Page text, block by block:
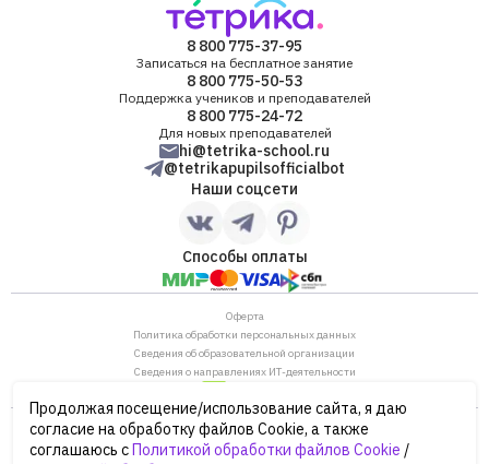
8 800 775-37-95
Записаться на бесплатное занятие
8 800 775-50-53
Поддержка учеников и преподавателей
8 800 775-24-72
Для новых преподавателей
hi@tetrika-school.ru
@tetrikapupilsofficialbot
Наши соцсети
Способы оплаты
Оферта
Политика обработки персональных данных
Сведения об образовательной организации
Сведения о направлениях ИТ-деятельности
ОГРН: 1187746880530
ИНН/КПП: 7702446568/770901001
105120, г. Москва, ул. Нижняя Сыромятническая,
Продолжая посещение/использование сайта, я даю
согласие на обработку файлов Cookie, а также
соглашаюсь сПолитикой обработки файлов Cookie /